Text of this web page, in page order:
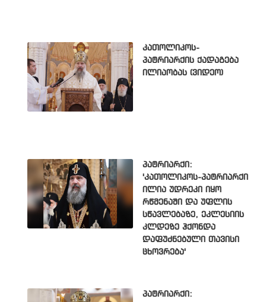
კათოლიკოს-
პატრიარქის ქადაგება
ილიაობას (ვიდეო)
პატრიარქი:
'კათოლიკოს-პატრიარქი
ილია უდრეკი იყო
რწმენაში და უფლის
სწავლებაზე, ეკლესიის
კლდეზე ჰქონდა
დაფუძნებული თავისი
ცხოვრება'
პატრიარქი: